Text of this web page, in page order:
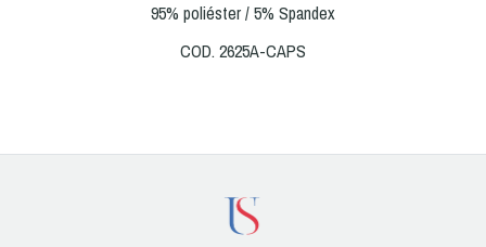
95% poliéster / 5% Spandex
COD. 2625A-CAPS